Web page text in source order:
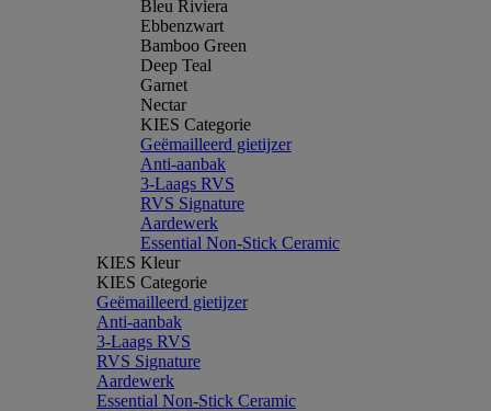
Bleu Riviera
Ebbenzwart
Bamboo Green
Deep Teal
Garnet
Nectar
KIES Categorie
Geëmailleerd gietijzer
Anti-aanbak
3-Laags RVS
RVS Signature
Aardewerk
Essential Non-Stick Ceramic
KIES Kleur
KIES Categorie
Geëmailleerd gietijzer
Anti-aanbak
3-Laags RVS
RVS Signature
Aardewerk
Essential Non-Stick Ceramic